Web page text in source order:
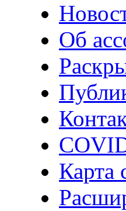
Об
Карта